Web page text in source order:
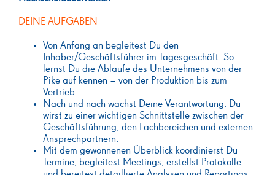
DEINE AUFGABEN
Von Anfang an begleitest Du den
Inhaber/Geschäftsführer im Tagesgeschäft. So
lernst Du die Abläufe des Unternehmens von der
Pike auf kennen – von der Produktion bis zum
Vertrieb.
Nach und nach wächst Deine Verantwortung. Du
wirst zu einer wichtigen Schnittstelle zwischen der
Geschäftsführung, den Fachbereichen und externen
Ansprechpartnern.
Mit dem gewonnenen Überblick koordinierst Du
Termine, begleitest Meetings, erstellst Protokolle